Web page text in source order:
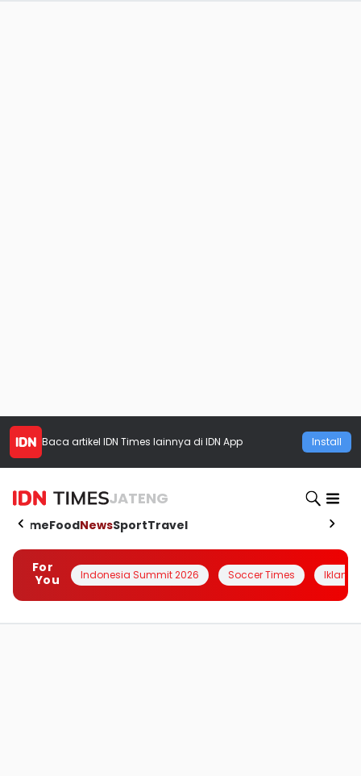
Baca artikel IDN Times lainnya di IDN App Install
JATENG
HomeFoodNewsSportTravel
For
You
Indonesia Summit 2026 Soccer Times Iklanin